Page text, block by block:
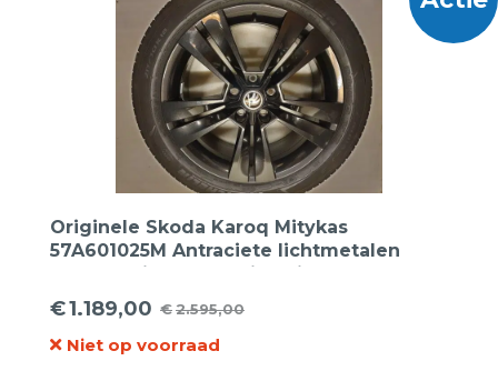
Originele Skoda Karoq Mitykas
57A601025M Antraciete lichtmetalen
velgen 18inch met Michelin
zomerbanden
€2.595,00
Oorspronkelijke
prijs
€1.189,00
Huidige
prijs
Niet op voorraad